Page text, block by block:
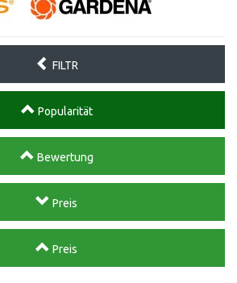
FILTR
Popularität
Bewertung
Preis
Preis